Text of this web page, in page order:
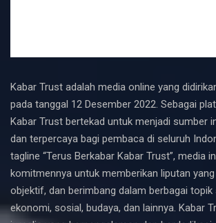
Kabar Trust adalah media online yang
pada tanggal 12 Desember 2022. Sebagai
Kabar Trust bertekad untuk menjadi sumber
dan terpercaya bagi pembaca di seluruh
tagline “Terus Berkabar Kabar Trust”, media
komitmennya untuk memberikan liputan
objektif, dan berimbang dalam berbagai topik
ekonomi, sosial, budaya, dan lainnya. Kabar